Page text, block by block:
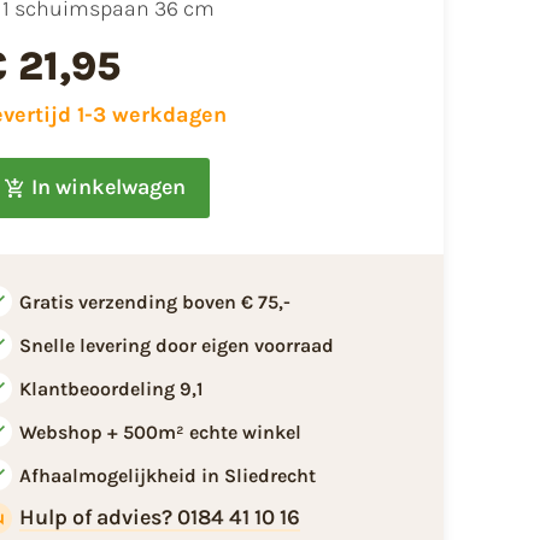
1 schuimspaan 36 cm
21,95
1-3 werkdagen
In winkelwagen
Gratis verzending boven € 75,-
Snelle levering door eigen voorraad
Klantbeoordeling 9,1
Webshop + 500m² echte winkel
Afhaalmogelijkheid in Sliedrecht
Hulp of advies? 0184 41 10 16